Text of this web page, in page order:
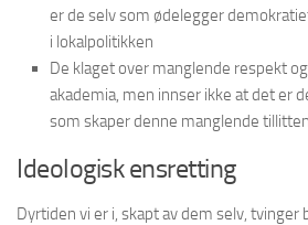
er de selv som ødelegger
i lokalpolitikken
De klaget over manglende respekt
akademia, men innser ikke at det er
som skaper denne manglende tillitten
Ideologisk ensretting
Dyrtiden vi er i, skapt av dem selv,